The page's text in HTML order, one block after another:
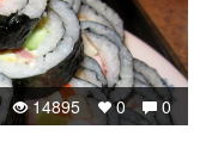
0
0
14895